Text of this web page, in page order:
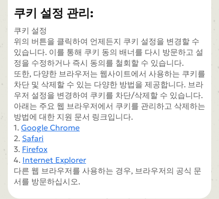
쿠키 설정 관리:
쿠키 설정
위의 버튼을 클릭하여 언제든지 쿠키 설정을 변경할 수
있습니다. 이를 통해 쿠키 동의 배너를 다시 방문하고 설
정을 수정하거나 즉시 동의를 철회할 수 있습니다.
또한, 다양한 브라우저는 웹사이트에서 사용하는 쿠키를
차단 및 삭제할 수 있는 다양한 방법을 제공합니다. 브라
우저 설정을 변경하여 쿠키를 차단/삭제할 수 있습니다.
아래는 주요 웹 브라우저에서 쿠키를 관리하고 삭제하는
방법에 대한 지원 문서 링크입니다.
1. Google Chrome
2. Safari
3. Firefox
4. Internet Explorer
다른 웹 브라우저를 사용하는 경우, 브라우저의 공식 문
서를 방문하십시오.